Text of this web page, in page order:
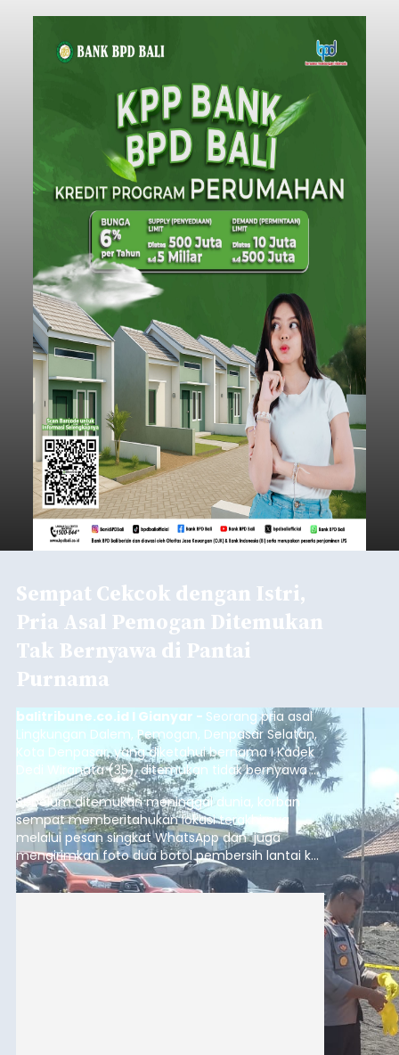
Sempat Cekcok dengan Istri,
Pria Asal Pemogan Ditemukan
Tak Bernyawa di Pantai
Purnama
balitribune.co.id I Gianyar - Seorang pria asal
Lingkungan Dalem, Pemogan, Denpasar Selatan,
Kota Denpasar, yang diketahui bernama I Kadek
Dedi Wiranata (35), ditemukan tidak bernyawa di
pesisir Pantai Purnama, Sukawati.
Sebelum ditemukan meninggal dunia, korban
sempat memberitahukan lokasi terakhirnya
melalui pesan singkat WhatsApp dan juga
mengirimkan foto dua botol pembersih lantai ke
istrinya.